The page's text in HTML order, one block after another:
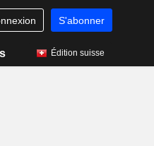
S'abonner
Édition suisse